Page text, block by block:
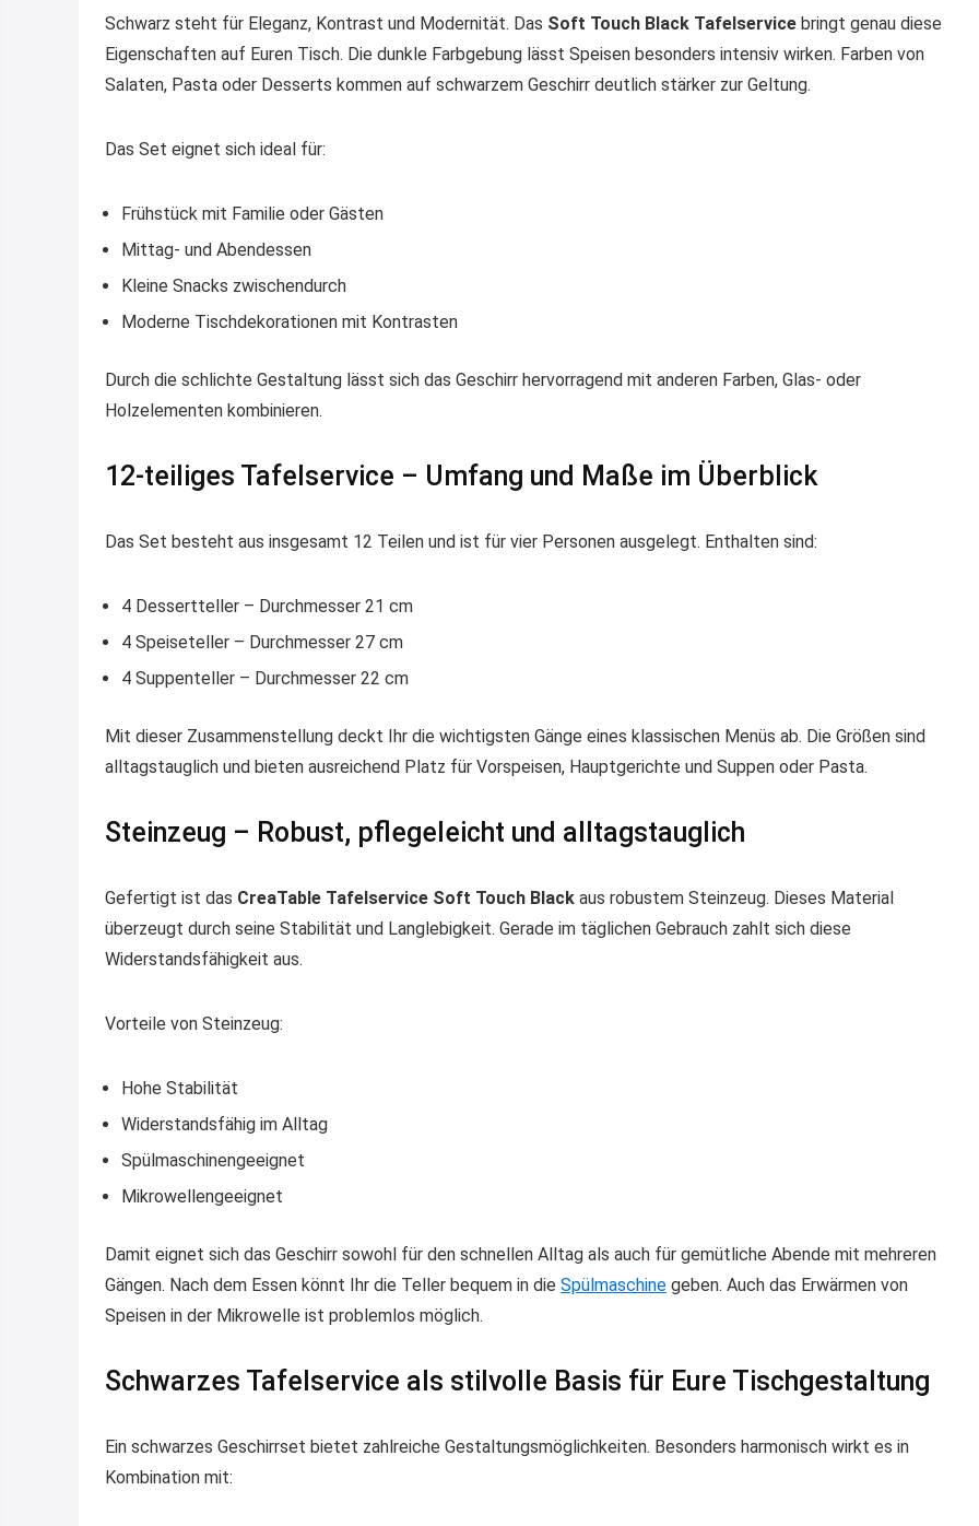
Schwarz steht für Eleganz, Kontrast und Modernität. Das Soft Touch Black Tafelservice bringt genau diese
Eigenschaften auf Euren Tisch. Die dunkle Farbgebung lässt Speisen besonders intensiv wirken. Farben von
Salaten, Pasta oder Desserts kommen auf schwarzem Geschirr deutlich stärker zur Geltung.
Das Set eignet sich ideal für:
Frühstück mit Familie oder Gästen
Mittag- und Abendessen
Kleine Snacks zwischendurch
Moderne Tischdekorationen mit Kontrasten
Durch die schlichte Gestaltung lässt sich das Geschirr hervorragend mit anderen Farben, Glas- oder
Holzelementen kombinieren.
12-teiliges Tafelservice – Umfang und Maße im Überblick
Das Set besteht aus insgesamt 12 Teilen und ist für vier Personen ausgelegt. Enthalten sind:
4 Dessertteller – Durchmesser 21 cm
4 Speiseteller – Durchmesser 27 cm
4 Suppenteller – Durchmesser 22 cm
Mit dieser Zusammenstellung deckt Ihr die wichtigsten Gänge eines klassischen Menüs ab. Die Größen sind
alltagstauglich und bieten ausreichend Platz für Vorspeisen, Hauptgerichte und Suppen oder Pasta.
Steinzeug – Robust, pflegeleicht und alltagstauglich
Gefertigt ist das CreaTable Tafelservice Soft Touch Black aus robustem Steinzeug. Dieses Material
überzeugt durch seine Stabilität und Langlebigkeit. Gerade im täglichen Gebrauch zahlt sich diese
Widerstandsfähigkeit aus.
Vorteile von Steinzeug:
Hohe Stabilität
Widerstandsfähig im Alltag
Spülmaschinengeeignet
Mikrowellengeeignet
Damit eignet sich das Geschirr sowohl für den schnellen Alltag als auch für gemütliche Abende mit mehreren
Gängen. Nach dem Essen könnt Ihr die Teller bequem in die Spülmaschine geben. Auch das Erwärmen von
Speisen in der Mikrowelle ist problemlos möglich.
Schwarzes Tafelservice als stilvolle Basis für Eure Tischgestaltung
Ein schwarzes Geschirrset bietet zahlreiche Gestaltungsmöglichkeiten. Besonders harmonisch wirkt es in
Kombination mit: